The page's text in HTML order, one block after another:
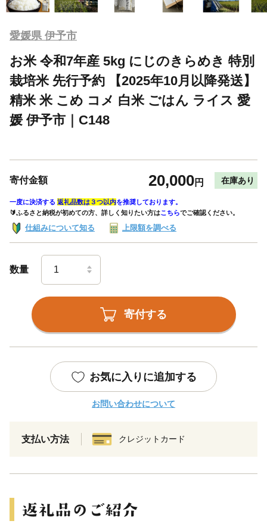
愛媛県 伊予市
お米 令和7年産 5kg にじのきらめき 特別
栽培米 先行予約 【2025年10月以降発送】
精米 米 こめ コメ 白米 ごはん ライス 愛
媛 伊予市｜C148
寄付金額 20,000円 在庫あり
一度に決済する 返礼品数は３つ以内を推奨しております。
🔰ふるさと納税が初めての方、詳しく知りたい方はこちらでご確認ください。
仕組みについて知る 上限額を調べる
数量
寄付する
お気に入りに追加する
お問い合わせについて
支払い方法 クレジットカード